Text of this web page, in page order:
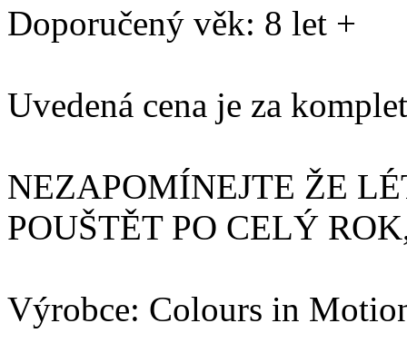
Doporučený věk: 8 let +
Uvedená cena je za
NEZAPOMÍNEJTE ŽE
POUŠTĚT PO CELÝ
Výrobce: Colours in